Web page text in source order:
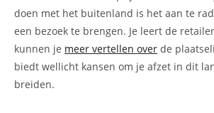
doen met het buitenland is het aan te
een bezoek te brengen. Je leert de
kunnen je meer vertellen over de
biedt wellicht kansen om je afzet in dit
breiden.